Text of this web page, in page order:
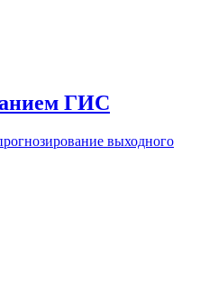
ГИС
выходного